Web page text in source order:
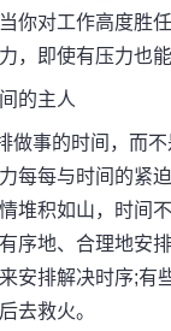
你对工作高度胜
，即使有压力也能
的主人
事的时间，而不
每每与时间的紧
堆积如山，时间
序地、合理地安
安排解决时序;有
去救火。